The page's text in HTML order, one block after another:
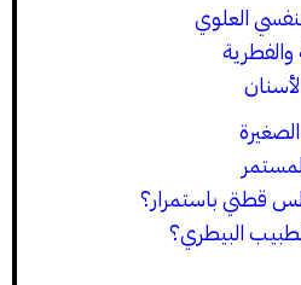
العلوي
والفطرية
قطتي باستمرار؟
البيطري؟